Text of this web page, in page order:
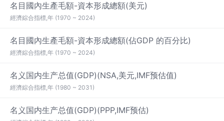
名目國內生產毛額-資本形成總額(美元)
經濟綜合指標,年 (1970 ~ 2024)
名目國內生產毛額-資本形成總額(佔GDP 的百分比)
經濟綜合指標,年 (1970 ~ 2024)
名义国内生产总值(GDP)(NSA,美元,IMF预估值)
經濟綜合指標,年 (1980 ~ 2031)
名义国内生产总值(GDP)(PPP,IMF预估)